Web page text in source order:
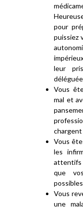
pour
puissiez
leur
Vous
mal et
Vous
les
attentifs
que
Vous
une